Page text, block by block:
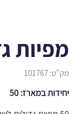
מפיות
מק"ט:101767
יחידות במארז: 50